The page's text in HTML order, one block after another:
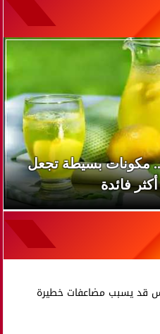
مكونات بسيطة تجعل
فائدة
قد يسبب مضاعفات خطيرة